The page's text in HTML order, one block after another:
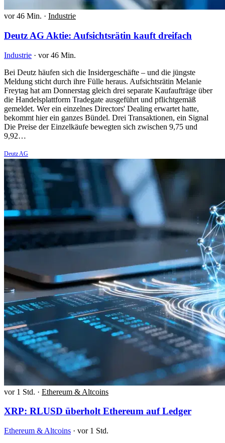
vor 46 Min. · Industrie
Deutz AG Aktie: Aufsichtsrätin kauft dreifach
Industrie · vor 46 Min.
Bei Deutz häufen sich die Insidergeschäfte – und die jüngste
Meldung sticht durch ihre Fülle heraus. Aufsichtsrätin Melanie
Freytag hat am Donnerstag gleich drei separate Kaufaufträge über
die Handelsplattform Tradegate ausgeführt und pflichtgemäß
gemeldet. Wer ein einzelnes Directors' Dealing erwartet hatte,
bekommt hier ein ganzes Bündel. Drei Transaktionen, ein Signal
Die Preise der Einzelkäufe bewegten sich zwischen 9,75 und
9,92…
Deutz AG
vor 1 Std. · Ethereum & Altcoins
XRP: RLUSD überholt Ethereum auf Ledger
Ethereum & Altcoins · vor 1 Std.